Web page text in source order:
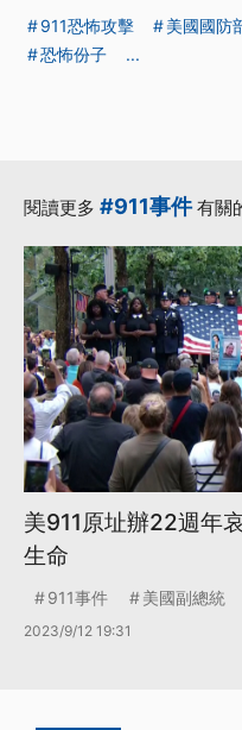
911恐怖攻擊
美國國防
恐怖份子
...
閱讀更多 #911事件有關
美911原址辦22週年
生命
911事件 美國副總統
2023/9/12 19:31